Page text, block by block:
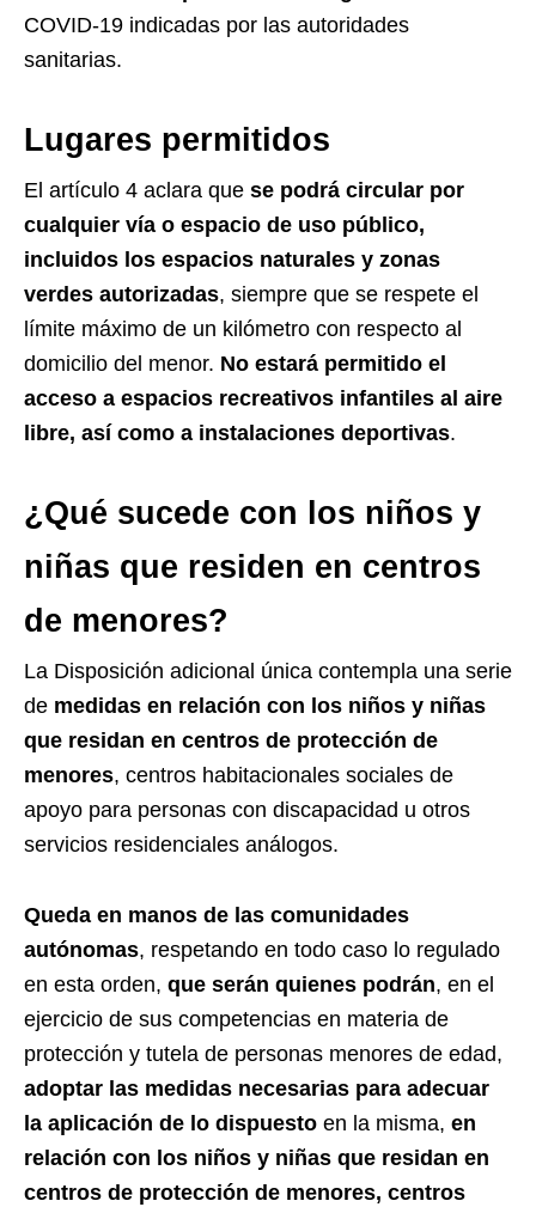
COVID-19 indicadas por las autoridades
sanitarias.
Lugares permitidos
El artículo 4 aclara que se podrá circular por
cualquier vía o espacio de uso público,
incluidos los espacios naturales y zonas
verdes autorizadas, siempre que se respete el
límite máximo de un kilómetro con respecto al
domicilio del menor. No estará permitido el
acceso a espacios recreativos infantiles al aire
libre, así como a instalaciones deportivas.
¿Qué sucede con los niños y
niñas que residen en centros
de menores?
La Disposición adicional única contempla una serie
de medidas en relación con los niños y niñas
que residan en centros de protección de
menores, centros habitacionales sociales de
apoyo para personas con discapacidad u otros
servicios residenciales análogos.
Queda en manos de las comunidades
autónomas, respetando en todo caso lo regulado
en esta orden, que serán quienes podrán, en el
ejercicio de sus competencias en materia de
protección y tutela de personas menores de edad,
adoptar las medidas necesarias para adecuar
la aplicación de lo dispuesto en la misma, en
relación con los niños y niñas que residan en
centros de protección de menores, centros